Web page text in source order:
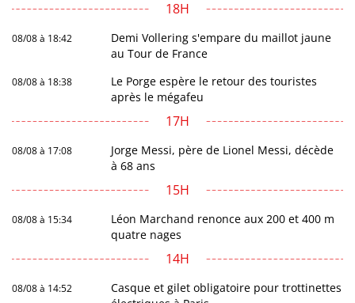
18H
08/08 à 18:42
Demi Vollering s'empare du maillot jaune
au Tour de France
08/08 à 18:38
Le Porge espère le retour des touristes
après le mégafeu
17H
08/08 à 17:08
Jorge Messi, père de Lionel Messi, décède
à 68 ans
15H
08/08 à 15:34
Léon Marchand renonce aux 200 et 400 m
quatre nages
14H
08/08 à 14:52
Casque et gilet obligatoire pour trottinettes